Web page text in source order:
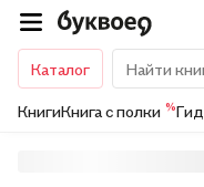
Каталог
КнигиКнига с полки %